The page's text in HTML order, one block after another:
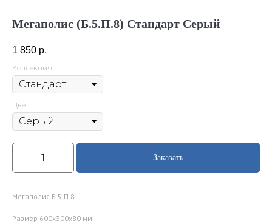
Мегаполис (Б.5.П.8) Стандарт Серый
1 850 р.
Коллекция
Цвет
Заказать
Мегаполис Б.5.П.8
Размер 600x300x80 мм